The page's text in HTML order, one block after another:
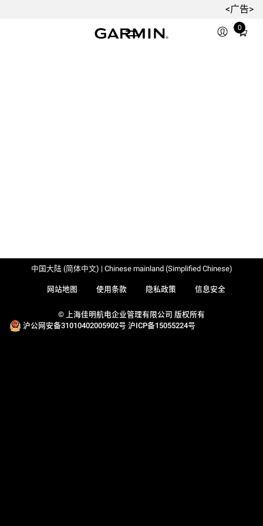
<广告>
0
Total
© 上海佳明航电企业管理有限公司 版权所有
沪公网安备31010402005902号 沪ICP备15055224号
网站地图 使用条款 隐私政策 信息安全
中国大陆 (简体中文) | Chinese mainland (Simplified Chinese)